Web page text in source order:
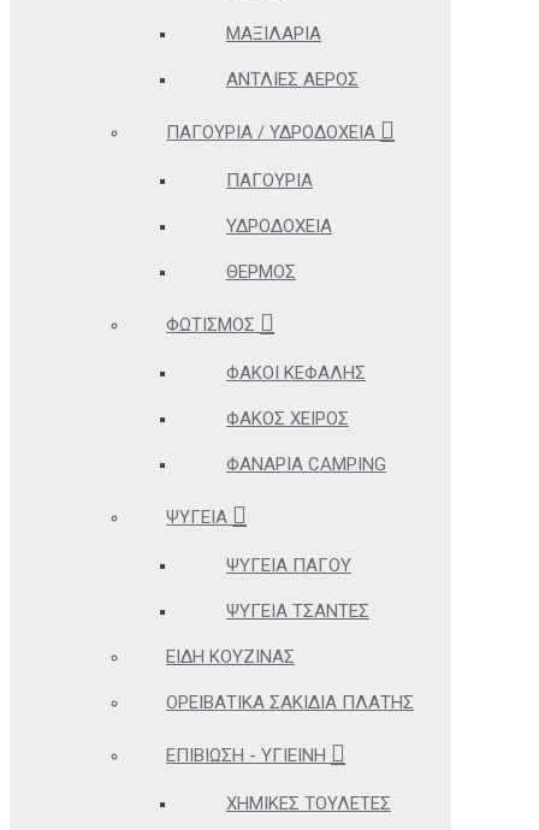
ΜΑΞΙΛΆΡΙΑ
ΑΝΤΛΊΕΣ ΑΈΡΟΣ
ΠΑΓΟΎΡΙΑ / ΥΔΡΟΔΟΧΕΊΑ
ΠΑΓΟΎΡΙΑ
ΥΔΡΟΔΟΧΕΊΑ
ΘΕΡΜΌΣ
ΦΩΤΙΣΜΌΣ
ΦΑΚΟΊ ΚΕΦΑΛΉΣ
ΦΑΚΌΣ ΧΕΙΡΌΣ
ΦΑΝΆΡΙΑ CAMPING
ΨΥΓΕΊΑ
ΨΥΓΕΊΑ ΠΆΓΟΥ
ΨΥΓΕΊΑ ΤΣΆΝΤΕΣ
ΕΊΔΗ ΚΟΥΖΊΝΑΣ
ΟΡΕΙΒΑΤΙΚΆ ΣΑΚΊΔΙΑ ΠΛΆΤΗΣ
ΕΠΙΒΊΩΣΗ - ΥΓΙΕΙΝΉ
ΧΗΜΙΚΈΣ ΤΟΥΛΈΤΕΣ